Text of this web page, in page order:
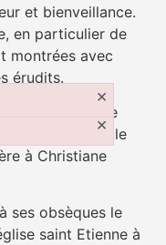
et bienveillance.
en particulier de
montrées avec
érudits.
de notre
avoir passé le
à Christiane
ses obsèques le
saint Etienne à
×
×